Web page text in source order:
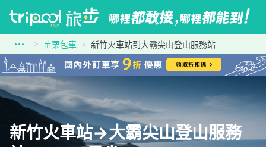
苗栗包車 新竹火車站到大霸尖山登山服務站
新竹火車站→大霸尖山登山服務